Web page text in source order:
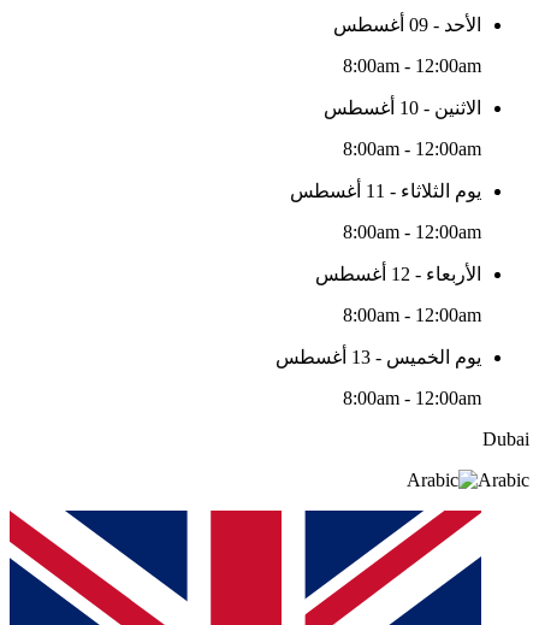
الأحد - 09 أغسطس
8:00am - 12:00am
الاثنين - 10 أغسطس
8:00am - 12:00am
يوم الثلاثاء - 11 أغسطس
8:00am - 12:00am
الأربعاء - 12 أغسطس
8:00am - 12:00am
يوم الخميس - 13 أغسطس
8:00am - 12:00am
Dubai
Arabic